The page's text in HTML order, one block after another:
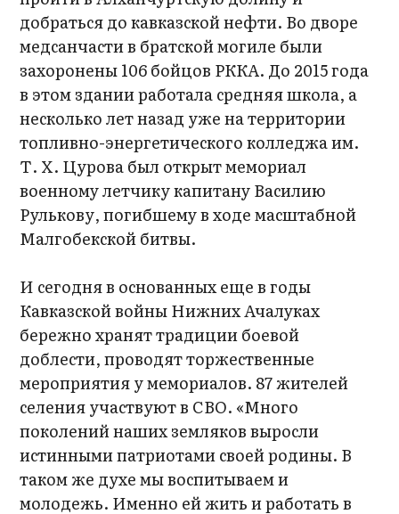
добраться до кавказской нефти. Во дворе
медсанчасти в братской могиле были
захоронены 106 бойцов РККА. До 2015 года
в этом здании работала средняя школа, а
несколько лет назад уже на территории
топливно-энергетического колледжа им.
Т. Х. Цурова был открыт мемориал
военному летчику капитану Василию
Рулькову, погибшему в ходе масштабной
Малгобекской битвы.
И сегодня в основанных еще в годы
Кавказской войны Нижних Ачалуках
бережно хранят традиции боевой
доблести, проводят торжественные
мероприятия у мемориалов. 87 жителей
селения участвуют в СВО. «Много
поколений наших земляков выросли
истинными патриотами своей родины. В
таком же духе мы воспитываем и
молодежь. Именно ей жить и работать в